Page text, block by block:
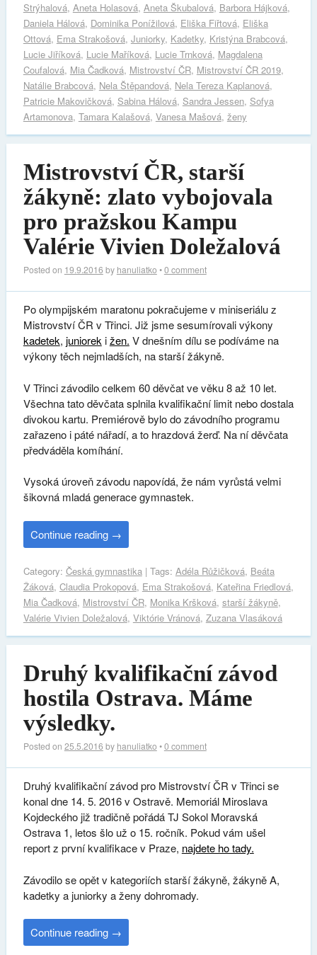
Strýhalová, Aneta Holasová, Aneta Škubalová, Barbora Hájková,
Daniela Hálová, Dominika Ponížilová, Eliška Fiřtová, Eliška
Ottová, Ema Strakošová, Juniorky, Kadetky, Kristýna Brabcová,
Lucie Jiříková, Lucie Maříková, Lucie Trnková, Magdalena
Coufalová, Mia Čadková, Mistrovství ČR, Mistrovství ČR 2019,
Natálie Brabcová, Nela Štěpandová, Nela Tereza Kaplanová,
Patricie Makovičková, Sabina Hálová, Sandra Jessen, Sofya
Artamonova, Tamara Kalašová, Vanesa Mašová, ženy
Mistrovství ČR, starší
žákyně: zlato vybojovala
pro pražskou Kampu
Valérie Vivien Doležalová
Posted on 19.9.2016 by hanuliatko •0 comment
Po olympijském maratonu pokračujeme v miniseriálu z
Mistrovství ČR v Třinci. Již jsme sesumírovali výkony
kadetek, juniorek ižen. V dnešním dílu se podíváme na
výkony těch nejmladších, na starší žákyně.
V Třinci závodilo celkem 60 děvčat ve věku 8 až 10 let.
Všechna tato děvčata splnila kvalifikační limit nebo dostala
divokou kartu. Premiérově bylo do závodního programu
zařazeno i páté nářadí, a to hrazdová žerď. Na ní děvčata
předváděla komíhání.
Vysoká úroveň závodu napovídá, že nám vyrůstá velmi
šikovná mladá generace gymnastek.
Continue reading →
Category: Česká gymnastika| Tags: Adéla Růžičková, Beáta
Žáková, Claudia Prokopová, Ema Strakošová, Kateřina Friedlová,
Mia Čadková, Mistrovství ČR, Monika Kršková, starší žákyně,
Valérie Vivien Doležalová, Viktórie Vránová, Zuzana Vlasáková
Druhý kvalifikační závod
hostila Ostrava. Máme
výsledky.
Posted on 25.5.2016 by hanuliatko •0 comment
Druhý kvalifikační závod pro Mistrovství ČR v Třinci se
konal dne 14. 5. 2016 v Ostravě. Memoriál Miroslava
Kojdeckého již tradičně pořádá TJ Sokol Moravská
Ostrava 1, letos šlo už o 15. ročník. Pokud vám ušel
report z první kvalifikace v Praze, najdete ho tady.
Závodilo se opět v kategoriích starší žákyně, žákyně A,
kadetky a juniorky a ženy dohromady.
Continue reading →